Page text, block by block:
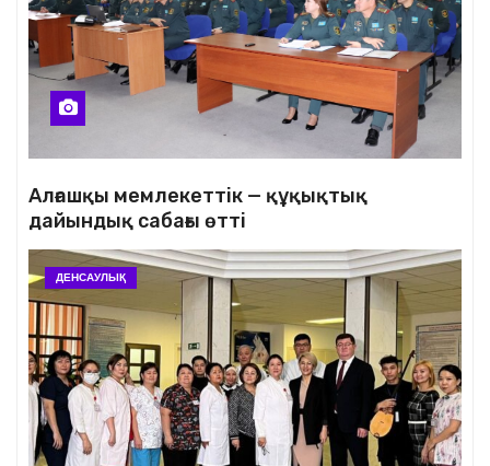
Алғашқы мемлекеттік — құқықтық
дайындық сабағы өтті
ДЕНСАУЛЫҚ